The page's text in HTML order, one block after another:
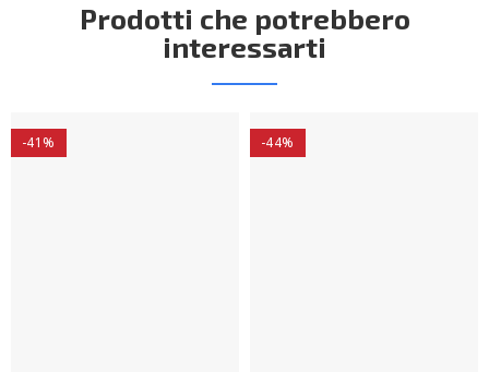
Prodotti che potrebbero
interessarti
-41% -44%